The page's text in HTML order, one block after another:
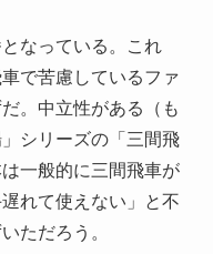
なっている。これ
で苦慮しているファ
。中立性がある（も
シリーズの「三間飛
一般的に三間飛車が
れて使えない」と不
ただろう。